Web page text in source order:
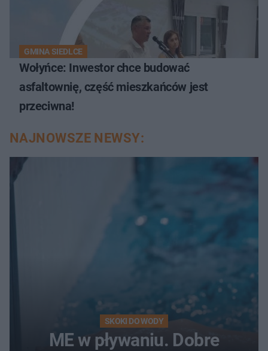
GMINA SIEDLCE
Wołyńce: Inwestor chce budować
asfaltownię, część mieszkańców jest
przeciwna!
NAJNOWSZE NEWSY:
SKOKI DO WODY
ME w pływaniu. Dobre